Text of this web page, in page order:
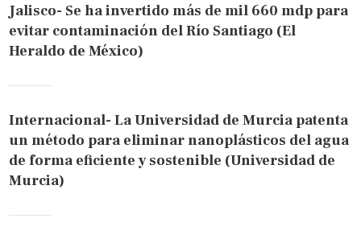
Jalisco- Se ha invertido más de mil 660 mdp para
evitar contaminación del Río Santiago (El
Heraldo de México)
Internacional- La Universidad de Murcia patenta
un método para eliminar nanoplásticos del agua
de forma eficiente y sostenible (Universidad de
Murcia)